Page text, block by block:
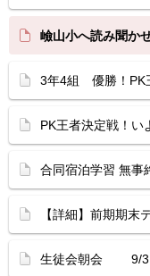
嶮山小へ読み聞か
3年4組 優勝！PK
PK王者決定戦！
合同宿泊学習 無
【詳細】前期期
生徒会朝会 9/3